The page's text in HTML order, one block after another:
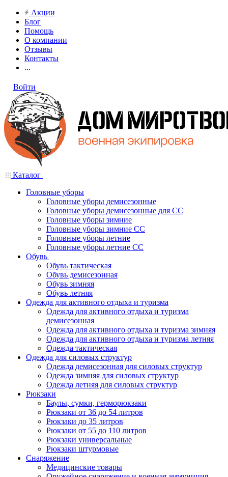
Акции
Блог
Помощь
О компании
Отзывы
Контакты
...
Войти
Каталог
Головные уборы
Головные уборы демисезонные
Головные уборы демисезонные для СС
Головные уборы зимние
Головные уборы зимние СС
Головные уборы летние
Головные уборы летние СС
Обувь
Обувь тактическая
Обувь демисезонная
Обувь зимняя
Обувь летняя
Одежда для активного отдыха и туризма
Одежда для активного отдыха и туризма
демисезонная
Одежда для активного отдыха и туризма зимняя
Одежда для активного отдыха и туризма летняя
Одежда тактическая
Одежда для силовых структур
Одежда демисезонная для силовых структур
Одежда зимняя для силовых структур
Одежда летняя для силовых структур
Рюкзаки
Баулы, сумки, герморюкзаки
Рюкзаки от 36 до 54 литров
Рюкзаки до 35 литров
Рюкзаки от 55 до 110 литров
Рюкзаки универсальные
Рюкзаки штурмовые
Снаряжение
Медицинские товары